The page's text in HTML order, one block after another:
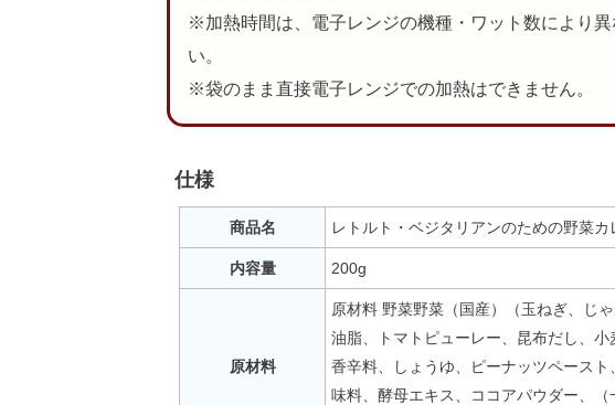
※加熱時間は、電子レンジの機種・ワット数により
い。
※袋のまま直接電子レンジでの加熱はできません。
仕様
商品名 レトルト・ベジタリアンのための野菜カ
内容量 200g
原材料
原材料 野菜野菜（国産）（玉ねぎ、じ
油脂、トマトピューレー、昆布だし、小
香辛料、しょうゆ、ピーナッツペース
味料、酵母エキス、ココアパウダー、